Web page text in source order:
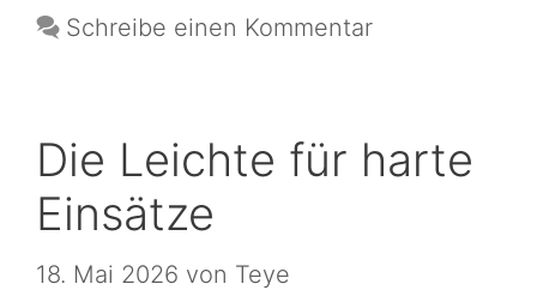
Schreibe einen Kommentar
Die Leichte für harte
Einsätze
18. Mai 2026 von Teye